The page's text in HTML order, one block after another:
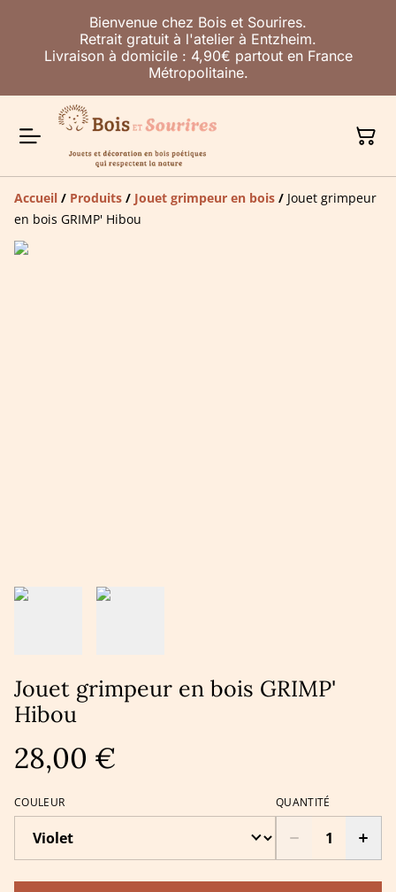
Bienvenue chez Bois et Sourires.
Retrait gratuit à l'atelier à Entzheim.
Livraison à domicile : 4,90€ partout en France
Métropolitaine.
Accueil / Produits / Jouet grimpeur en bois / Jouet grimpeur
en bois GRIMP' Hibou
Jouet grimpeur en bois GRIMP'
Hibou
28,00 €
COULEUR QUANTITÉ